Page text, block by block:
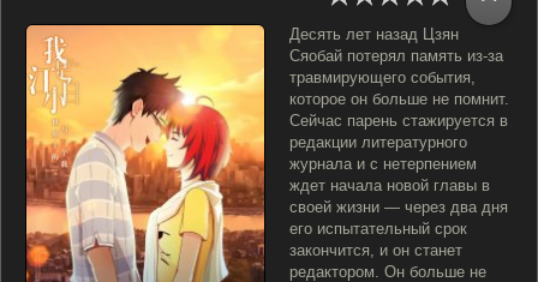
Десять лет назад Цзян
Сяобай потерял память из-за
травмирующего события,
которое он больше не помнит.
Сейчас парень стажируется в
редакции литературного
журнала и с нетерпением
ждет начала новой главы в
своей жизни — через два дня
его испытательный срок
закончится, и он станет
редактором. Он больше не